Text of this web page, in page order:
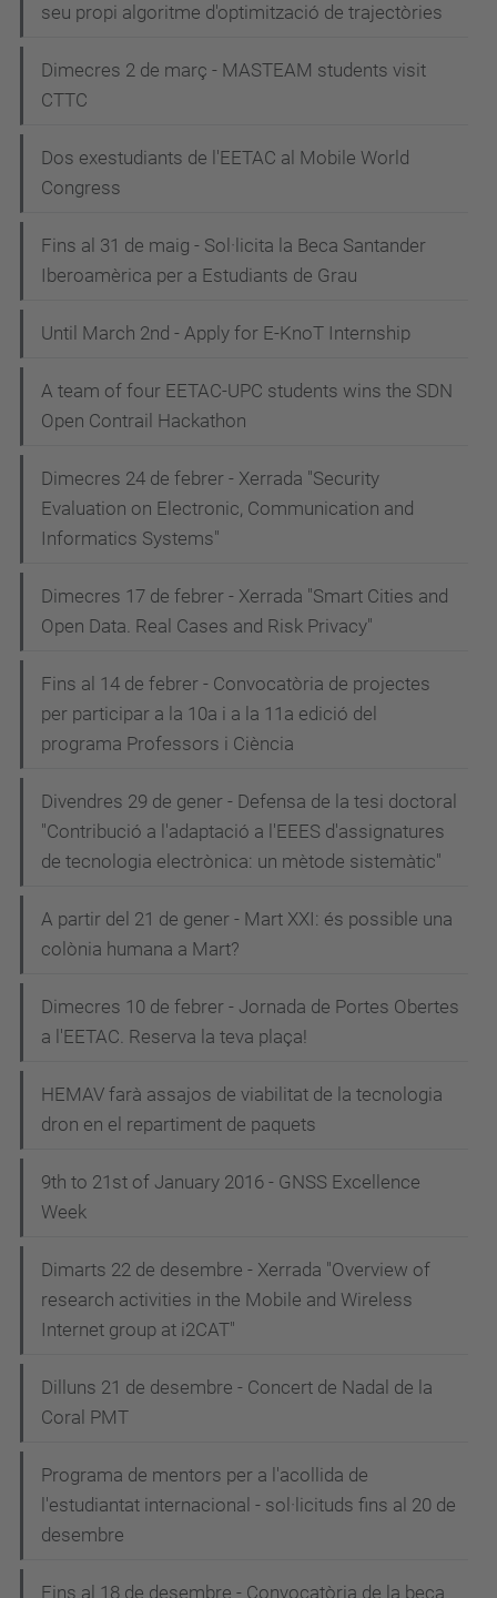
seu propi algoritme d'optimització de trajectòries
Dimecres 2 de març - MASTEAM students visit
CTTC
Dos exestudiants de l'EETAC al Mobile World
Congress
Fins al 31 de maig - Sol·licita la Beca Santander
Iberoamèrica per a Estudiants de Grau
Until March 2nd - Apply for E-KnoT Internship
A team of four EETAC-UPC students wins the SDN
Open Contrail Hackathon
Dimecres 24 de febrer - Xerrada "Security
Evaluation on Electronic, Communication and
Informatics Systems"
Dimecres 17 de febrer - Xerrada "Smart Cities and
Open Data. Real Cases and Risk Privacy"
Fins al 14 de febrer - Convocatòria de projectes
per participar a la 10a i a la 11a edició del
programa Professors i Ciència
Divendres 29 de gener - Defensa de la tesi doctoral
"Contribució a l'adaptació a l'EEES d'assignatures
de tecnologia electrònica: un mètode sistemàtic"
A partir del 21 de gener - Mart XXI: és possible una
colònia humana a Mart?
Dimecres 10 de febrer - Jornada de Portes Obertes
a l'EETAC. Reserva la teva plaça!
HEMAV farà assajos de viabilitat de la tecnologia
dron en el repartiment de paquets
9th to 21st of January 2016 - GNSS Excellence
Week
Dimarts 22 de desembre - Xerrada "Overview of
research activities in the Mobile and Wireless
Internet group at i2CAT"
Dilluns 21 de desembre - Concert de Nadal de la
Coral PMT
Programa de mentors per a l'acollida de
l'estudiantat internacional - sol·licituds fins al 20 de
desembre
Fins al 18 de desembre - Convocatòria de la beca